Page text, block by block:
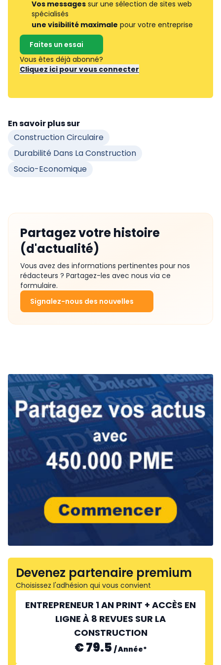
Vos messages sur une sélection de sites web
spécialisés
une visibilité maximale pour votre entreprise
Faites un essai
Vous êtes déjà abonné?
Cliquez ici pour vous connecter
En savoir plus sur
Construction Circulaire
Durabilité Dans La Construction
Socio-Economique
Partagez votre histoire
(d'actualité)
Vous avez des informations pertinentes pour nos
rédacteurs ? Partagez-les avec nous via ce
formulaire.
Signalez-nous des nouvelles
Devenez partenaire premium
Choisissez l'adhésion qui vous convient
ENTREPRENEUR 1 AN PRINT + ACCÈS EN
LIGNE À 8 REVUES SUR LA
CONSTRUCTION
€ 79.5 /Année*